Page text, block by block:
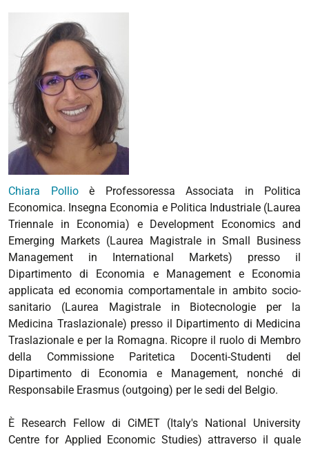
Chiara Pollio
è Professoressa Associata in Politica
Economica. Insegna Economia e Politica Industriale (Laurea
Triennale in Economia) e Development Economics and
Emerging Markets (Laurea Magistrale in Small Business
Management in International Markets) presso il
Dipartimento di Economia e Management e Economia
applicata ed economia comportamentale in ambito socio-
sanitario (Laurea Magistrale in Biotecnologie per la
Medicina Traslazionale) presso il Dipartimento di Medicina
Traslazionale e per la Romagna. Ricopre il ruolo di Membro
della Commissione Paritetica Docenti-Studenti del
Dipartimento di Economia e Management, nonché di
Responsabile Erasmus (outgoing) per le sedi del Belgio.
È Research Fellow di CiMET (Italy's National University
Centre for Applied Economic Studies) attraverso il quale